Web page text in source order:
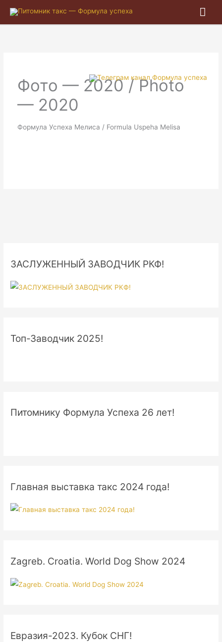
Фото — 2020 / Photo
— 2020
Формула Успеха Мелиса / Formula Uspeha Melisa
ЗАСЛУЖЕННЫЙ ЗАВОДЧИК РКФ!
Топ-Заводчик 2025!
Питомнику Формула Успеха 26 лет!
Главная выставка такс 2024 года!
Zagreb. Croatia. World Dog Show 2024
Евразия-2023. Кубок СНГ!